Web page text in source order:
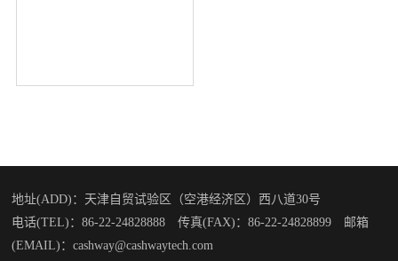
地址(ADD)：天津自贸试验区（空港经济区）西八道30号
电话(TEL)：86-22-24828888 传真(FAX)：86-22-24828899 邮箱
(EMAIL)：cashway@cashwaytech.com